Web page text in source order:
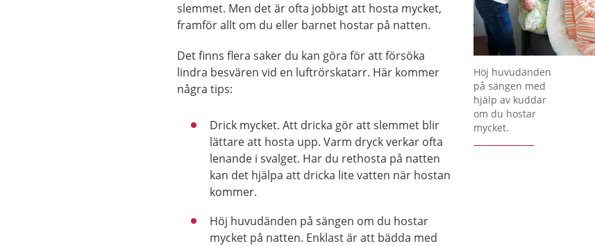
Förstora bilden
Höj huvudänden
på sängen med
hjälp av kuddar
om du hostar
mycket.
slemmet. Men det är ofta jobbigt att hosta mycket,
framför allt om du eller barnet hostar på natten.
Det finns flera saker du kan göra för att försöka
lindra besvären vid en luftrörskatarr. Här kommer
några tips:
Drick mycket. Att dricka gör att slemmet blir
lättare att hosta upp. Varm dryck verkar ofta
lenande i svalget. Har du rethosta på natten
kan det hjälpa att dricka lite vatten när hostan
kommer.
Höj huvudänden på sängen om du hostar
mycket på natten. Enklast är att bädda med